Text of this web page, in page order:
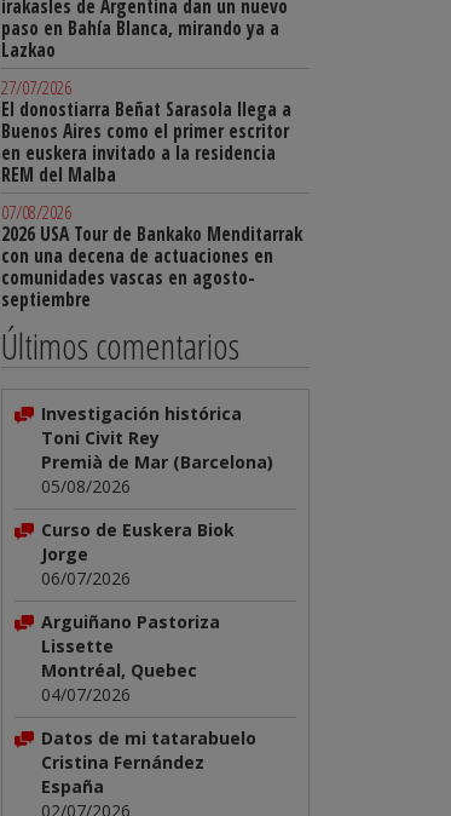
irakasles de Argentina dan un nuevo
paso en Bahía Blanca, mirando ya a
Lazkao
27/07/2026
El donostiarra Beñat Sarasola llega a
Buenos Aires como el primer escritor
en euskera invitado a la residencia
REM del Malba
07/08/2026
2026 USA Tour de Bankako Menditarrak
con una decena de actuaciones en
comunidades vascas en agosto-
septiembre
Últimos comentarios
Investigación histórica
Toni Civit Rey
Premià de Mar (Barcelona)
05/08/2026
Curso de Euskera Biok
Jorge
06/07/2026
Arguiñano Pastoriza
Lissette
Montréal, Quebec
04/07/2026
Datos de mi tatarabuelo
Cristina Fernández
España
02/07/2026